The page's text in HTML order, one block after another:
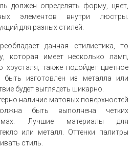
должен определять форму, цвет,
элементов внутри люстры.
для разных стилей.
данная стилистика, то
которая имеет несколько ламп,
также подойдет цветное
быть изготовлен из металла или
будет выглядеть шикарно.
наличие матовых поверхностей
быть выполнена четких
Лучшие материалы для
или металл. Оттенки палитры
стиль.